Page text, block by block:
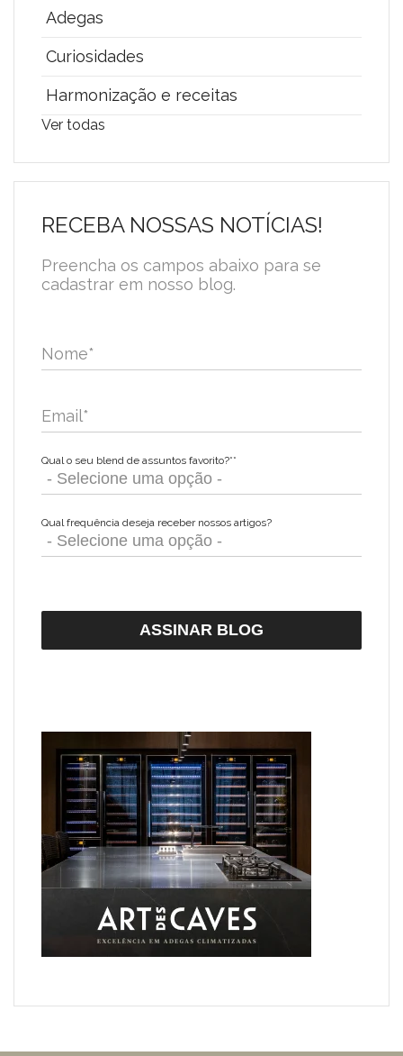
Adegas
Curiosidades
Harmonização e receitas
Ver todas
RECEBA NOSSAS NOTÍCIAS!
Preencha os campos abaixo para se
cadastrar em nosso blog.
Nome*
Email*
Qual o seu blend de assuntos favorito?**
Qual frequência deseja receber nossos artigos?